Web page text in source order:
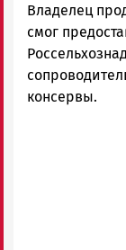
и
Карелии
|
Петрозаводск
ГОВОРИТ
Владелец
смог
консервы.